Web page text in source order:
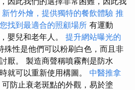
新竹外燴，提供獨特的餐飲體驗 推
找到最適合的照顧場所 有運動
嬰兒和老年人。 提升網站曝光的
殊性是他們可以粉刷白色，而且非
厭。 製造商聲稱噴霧劑是防水
就可以重新使用構圖。 中醫推拿
防止衰老斑點的外觀，易於塗